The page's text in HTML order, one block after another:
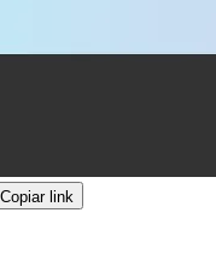
Copiar link